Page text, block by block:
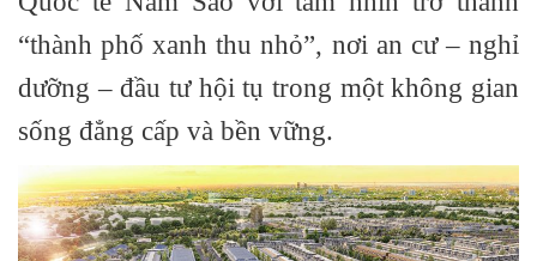
“thành phố xanh thu nhỏ”, nơi an cư – nghỉ
dưỡng – đầu tư hội tụ trong một không gian
sống đẳng cấp và bền vững.